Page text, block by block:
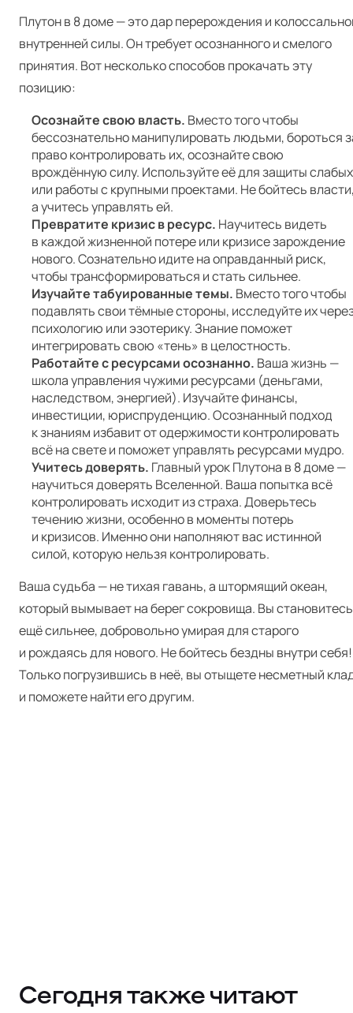
Плутон в 8 доме — это дар перерождения и
внутренней силы. Он требует осознанного и смелого
принятия. Вот несколько способов прокачать эту
позицию:
Осознайте свою власть. Вместо того чтобы
бессознательно манипулировать людьми, бороться
право контролировать их, осознайте свою
врождённую силу. Используйте её для защиты слабых
или работы с крупными проектами. Не бойтесь
а учитесь управлять ей.
Превратите кризис в ресурс. Научитесь видеть
в каждой жизненной потере или кризисе зарождение
нового. Сознательно идите на оправданный риск,
чтобы трансформироваться и стать сильнее.
Изучайте табуированные темы. Вместо того чтобы
подавлять свои тёмные стороны, исследуйте их
психологию или эзотерику. Знание поможет
интегрировать свою «тень» в целостность.
Работайте с ресурсами осознанно. Ваша жизнь —
школа управления чужими ресурсами (деньгами,
наследством, энергией). Изучайте финансы,
инвестиции, юриспруденцию. Осознанный подход
к знаниям избавит от одержимости контролировать
всё на свете и поможет управлять ресурсами мудро.
Учитесь доверять. Главный урок Плутона в 8 доме —
научиться доверять Вселенной. Ваша попытка всё
контролировать исходит из страха. Доверьтесь
течению жизни, особенно в моменты потерь
и кризисов. Именно они наполняют вас истинной
силой, которую нельзя контролировать.
Ваша судьба — не тихая гавань, а штормящий океан,
который вымывает на берег сокровища. Вы становитесь
ещё сильнее, добровольно умирая для старого
и рождаясь для нового. Не бойтесь бездны внутри себя!
Только погрузившись в неё, вы отыщете несметный
и поможете найти его другим.
Сегодня также читают